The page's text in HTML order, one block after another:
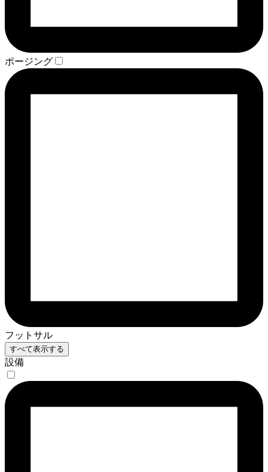
ポージング
フットサル
すべて表示する
設備